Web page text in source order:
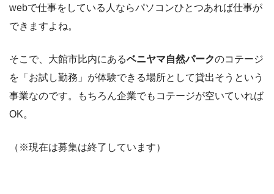
webで仕事をしている人ならパソコンひとつあれば仕事が
できますよね。
そこで、大館市比内にあるベニヤマ自然パークのコテージ
を「お試し勤務」が体験できる場所として貸出そうという
事業なのです。もちろん企業でもコテージが空いていれば
OK。
（※現在は募集は終了しています）